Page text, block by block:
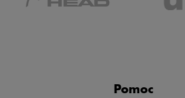
Pomoc